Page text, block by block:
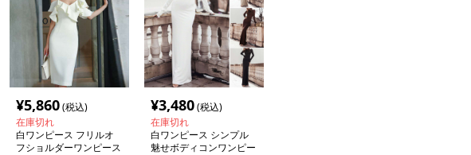
¥5,860(税込)
在庫切れ
白ワンピース フリルオ
フショルダーワンピース
¥3,480(税込)
在庫切れ
白ワンピース シンプル
魅せボディコンワンピー